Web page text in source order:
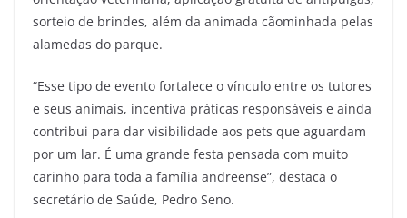
sorteio de brindes, além da animada cãominhada pelas
alamedas do parque.
“Esse tipo de evento fortalece o vínculo entre os tutores
e seus animais, incentiva práticas responsáveis e ainda
contribui para dar visibilidade aos pets que aguardam
por um lar. É uma grande festa pensada com muito
carinho para toda a família andreense”, destaca o
secretário de Saúde, Pedro Seno.